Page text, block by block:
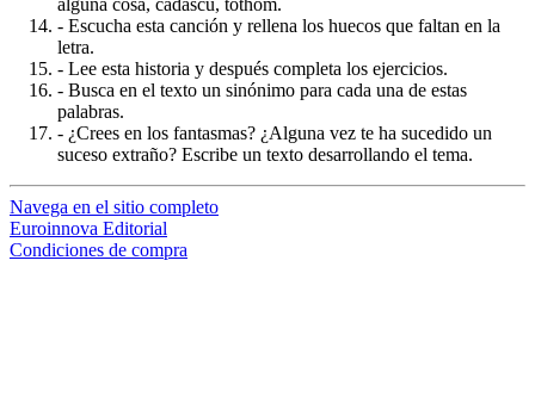
alguna cosa, cadascú, tothom.
- Escucha esta canción y rellena los huecos que faltan en la
letra.
- Lee esta historia y después completa los ejercicios.
- Busca en el texto un sinónimo para cada una de estas
palabras.
- ¿Crees en los fantasmas? ¿Alguna vez te ha sucedido un
suceso extraño? Escribe un texto desarrollando el tema.
Navega en el sitio completo
Euroinnova Editorial
Condiciones de compra